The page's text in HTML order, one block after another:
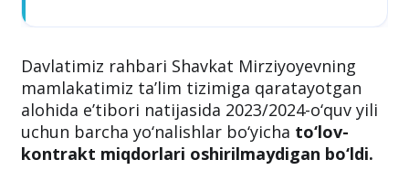
Davlatimiz rahbari Shavkat Mirziyoyevning
mamlakatimiz ta’lim tizimiga qaratayotgan